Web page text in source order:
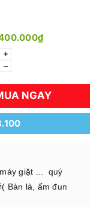
+
–
NGAY
giặt ... quý
Bàn là, ấm đun